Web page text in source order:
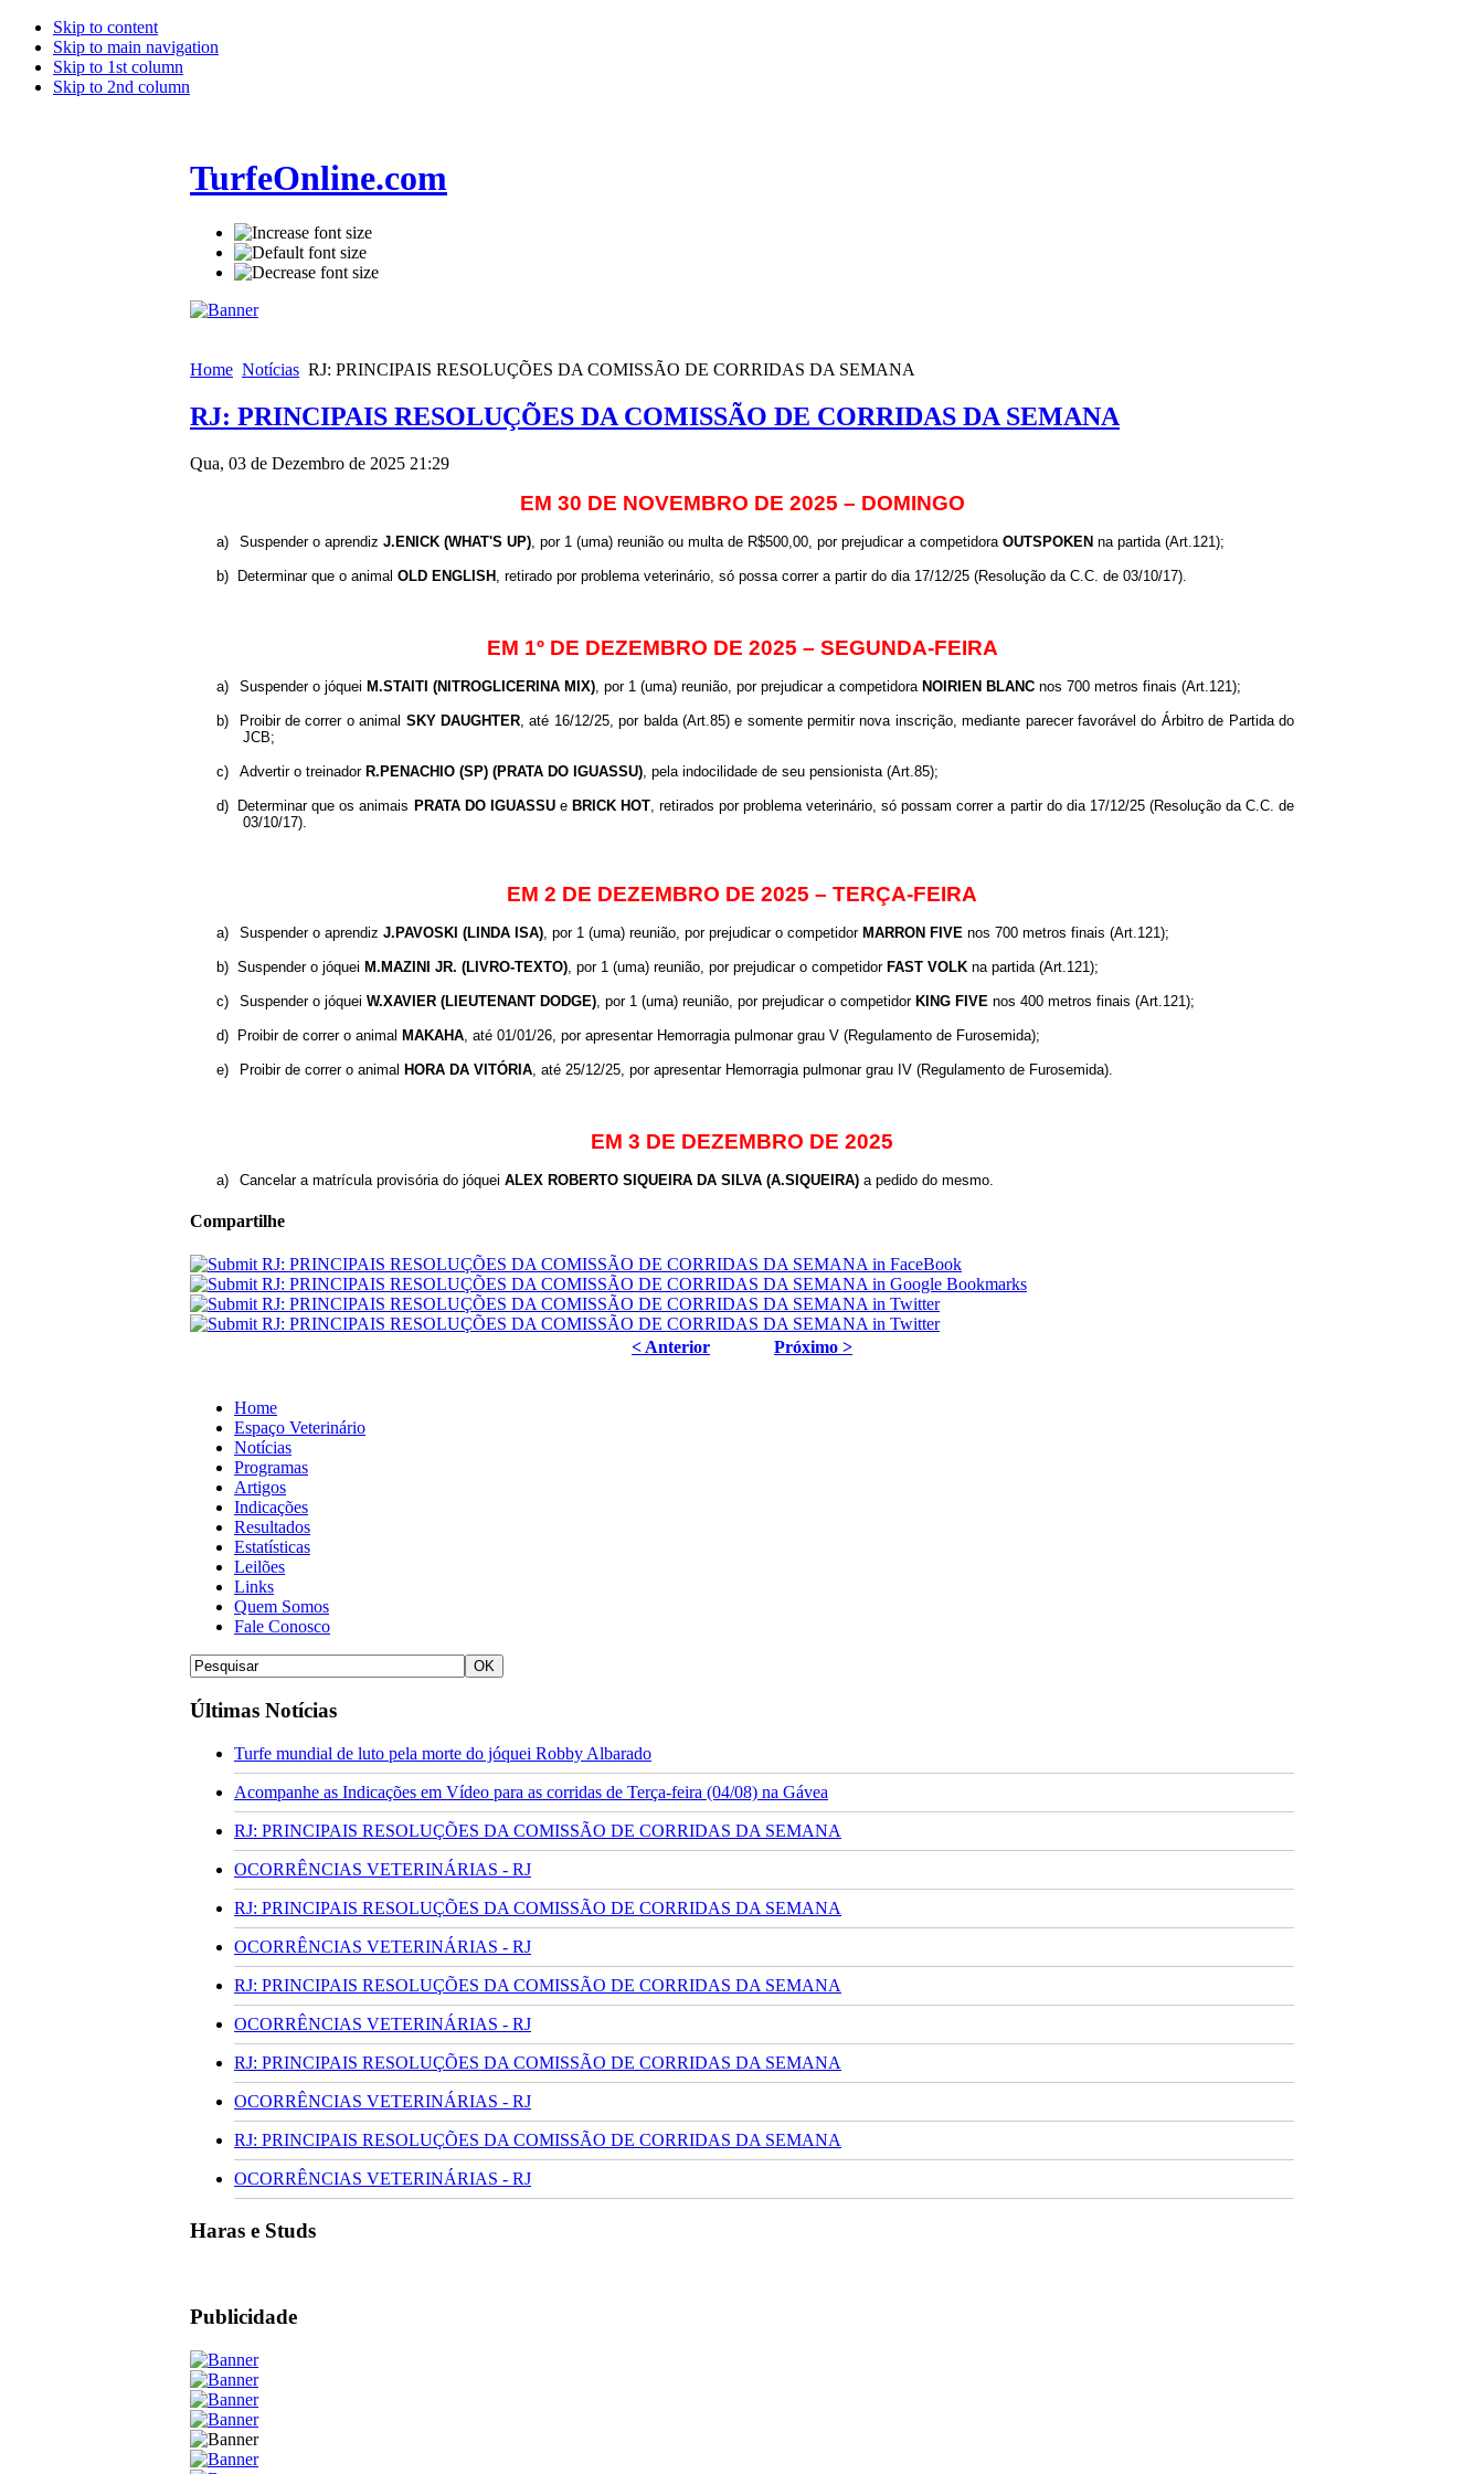
Skip to content
Skip to main navigation
Skip to 1st column
Skip to 2nd column
TurfeOnline.com
Home Notícias RJ: PRINCIPAIS RESOLUÇÕES DA COMISSÃO DE CORRIDAS DA SEMANA
RJ: PRINCIPAIS RESOLUÇÕES DA COMISSÃO DE CORRIDAS DA SEMANA
Qua, 03 de Dezembro de 2025 21:29
EM 30 DE NOVEMBRO DE 2025 – DOMINGO
a) Suspender o aprendiz J.ENICK (WHAT'S UP) , por 1 (uma) reunião ou multa de R$500,00, por prejudicar a competidora OUTSPOKEN na partida (Art.121);
b) Determinar que o animal OLD ENGLISH , retirado por problema veterinário, só possa correr a partir do dia 17/12/25 (Resolução da C.C. de 03/10/17).
EM 1º DE DEZEMBRO DE 2025 – SEGUNDA-FEIRA
a) Suspender o jóquei M.STAITI (NITROGLICERINA MIX) , por 1 (uma) reunião, por prejudicar a competidora NOIRIEN BLANC nos 700 metros finais (Art.121);
b) Proibir de correr o animal SKY DAUGHTER, até 16/12/25, por balda (Art.85) e somente permitir nova inscrição, mediante parecer favorável do Árbitro de Partida do
JCB;
c) Advertir o treinador R.PENACHIO (SP) (PRATA DO IGUASSU) , pela indocilidade de seu pensionista (Art.85);
d) Determinar que os animais PRATA DO IGUASSUe BRICK HOT, retirados por problema veterinário, só possam correr a partir do dia 17/12/25 (Resolução da C.C. de
03/10/17).
EM 2 DE DEZEMBRO DE 2025 – TERÇA-FEIRA
a) Suspender o aprendiz J.PAVOSKI (LINDA ISA) , por 1 (uma) reunião, por prejudicar o competidor MARRON FIVE nos 700 metros finais (Art.121);
b) Suspender o jóquei M.MAZINI JR. (LIVRO-TEXTO) , por 1 (uma) reunião, por prejudicar o competidor FAST VOLK na partida (Art.121);
c) Suspender o jóquei W.XAVIER (LIEUTENANT DODGE) , por 1 (uma) reunião, por prejudicar o competidor KING FIVE nos 400 metros finais (Art.121);
d) Proibir de correr o animal MAKAHA , até 01/01/26, por apresentar Hemorragia pulmonar grau V (Regulamento de Furosemida);
e) Proibir de correr o animal HORA DA VITÓRIA , até 25/12/25, por apresentar Hemorragia pulmonar grau IV (Regulamento de Furosemida).
EM 3 DE DEZEMBRO DE 2025
a) Cancelar a matrícula provisória do jóquei ALEX ROBERTO SIQUEIRA DA SILVA (A.SIQUEIRA) a pedido do mesmo.
Compartilhe
< Anterior Próximo >
Home
Espaço Veterinário
Notícias
Programas
Artigos
Indicações
Resultados
Estatísticas
Leilões
Links
Quem Somos
Fale Conosco
Últimas Notícias
Turfe mundial de luto pela morte do jóquei Robby Albarado
Acompanhe as Indicações em Vídeo para as corridas de Terça-feira (04/08) na Gávea
RJ: PRINCIPAIS RESOLUÇÕES DA COMISSÃO DE CORRIDAS DA SEMANA
OCORRÊNCIAS VETERINÁRIAS - RJ
RJ: PRINCIPAIS RESOLUÇÕES DA COMISSÃO DE CORRIDAS DA SEMANA
OCORRÊNCIAS VETERINÁRIAS - RJ
RJ: PRINCIPAIS RESOLUÇÕES DA COMISSÃO DE CORRIDAS DA SEMANA
OCORRÊNCIAS VETERINÁRIAS - RJ
RJ: PRINCIPAIS RESOLUÇÕES DA COMISSÃO DE CORRIDAS DA SEMANA
OCORRÊNCIAS VETERINÁRIAS - RJ
RJ: PRINCIPAIS RESOLUÇÕES DA COMISSÃO DE CORRIDAS DA SEMANA
OCORRÊNCIAS VETERINÁRIAS - RJ
Haras e Studs
Publicidade